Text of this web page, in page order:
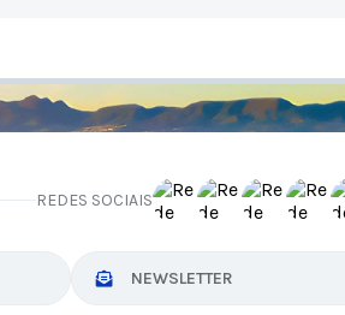
REDES SOCIAIS
NEWSLETTER